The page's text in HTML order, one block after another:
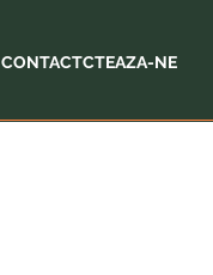
CONTACTCTEAZA-NE